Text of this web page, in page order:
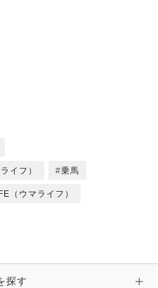
本当によかった！
理を深く理解する
クター
心がける
スクールガイド
もやさしく、そして強
旅
る日々、夢みる未来
イフ） 乗馬
（ウマライフ）
探す